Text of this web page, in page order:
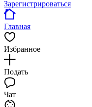
Зарегистрироваться
Главная
Избранное
Подать
Чат